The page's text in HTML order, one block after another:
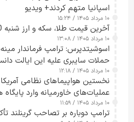
اسپانیا متهم کردند+ ویدیو
۱۰ مرداد ۱۴۰۵ / ۱۵:۲۴
آخرین قیمت طلا، سکه و ارز شنبه 10 مرداد+ جدول
۱۰ مرداد ۱۴۰۵ / ۱۳:۰۸
اسوشیتدپرس: ترامپ فرماندار
حملات سایبری علیه این ایالت
ارائه نکرد
۱۰ مرداد ۱۴۰۵ / ۱۲:۱۸
نخستین هواپیماهای نظامی آمریکا
عملیات‌های خاورمیانه وارد پایگاه
شدند
۱۰ مرداد ۱۴۰۵ / ۱۱:۵۹
ترامپ دوباره بر تصاحب گرینلند